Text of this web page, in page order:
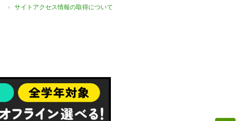
サイトアクセス情報の取得について